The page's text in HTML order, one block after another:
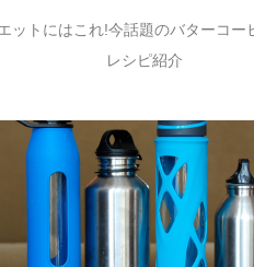
ットにはこれ!今話題のバターコー
レシピ紹介